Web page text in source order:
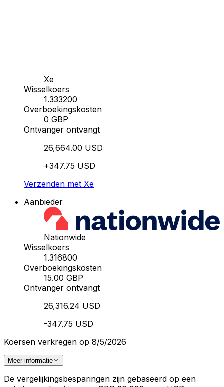
Xe
Wisselkoers
1.333200
Overboekingskosten
0 GBP
Ontvanger ontvangt
26,664.00 USD
+347.75 USD
Verzenden met Xe
Aanbieder
Nationwide
Wisselkoers
1.316800
Overboekingskosten
15.00 GBP
Ontvanger ontvangt
26,316.24 USD
-347.75 USD
Koersen verkregen op 8/5/2026
Meer informatie
De vergelijkingsbesparingen zijn gebaseerd op een